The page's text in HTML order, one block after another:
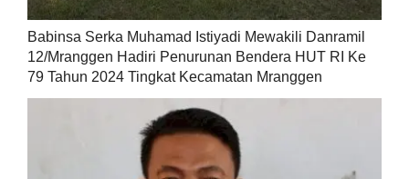
Babinsa Serka Muhamad Istiyadi Mewakili Danramil
12/Mranggen Hadiri Penurunan Bendera HUT RI Ke
79 Tahun 2024 Tingkat Kecamatan Mranggen